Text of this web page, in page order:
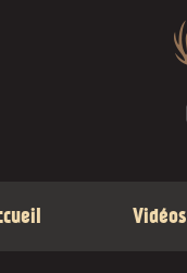
Vidéos